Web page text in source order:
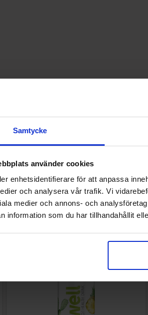
Samtycke
använder cookies
enhetsidentifierare för att anpassa
och analysera vår trafik. Vi
medier och annons- och
information som du har tillhandahållit